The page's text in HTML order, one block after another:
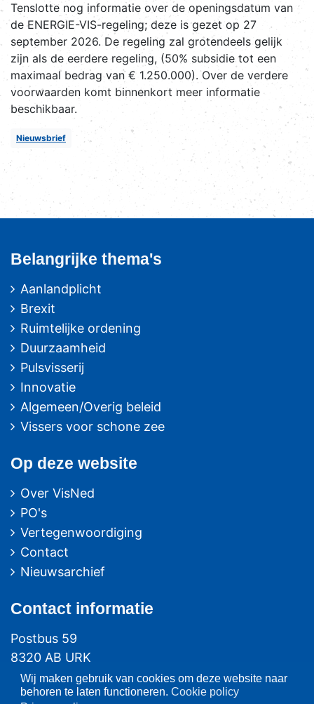
Wij maken gebruik van cookies om deze website naar
behoren te laten functioneren. Cookie policy
Tenslotte nog informatie over de openingsdatum van
de ENERGIE-VIS-regeling; deze is gezet op 27
september 2026. De regeling zal grotendeels gelijk
zijn als de eerdere regeling, (50% subsidie tot een
maximaal bedrag van € 1.250.000). Over de verdere
voorwaarden komt binnenkort meer informatie
beschikbaar.
Nieuwsbrief
Belangrijke thema's
Aanlandplicht
Brexit
Ruimtelijke ordening
Duurzaamheid
Pulsvisserij
Innovatie
Algemeen/Overig beleid
Vissers voor schone zee
Op deze website
Over VisNed
PO's
Vertegenwoordiging
Contact
Nieuwsarchief
Contact informatie
Postbus 59
8320 AB URK
Bezoekadres: